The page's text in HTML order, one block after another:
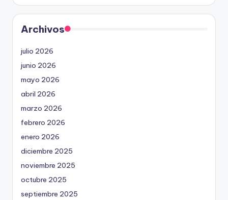
Archivos
julio 2026
junio 2026
mayo 2026
abril 2026
marzo 2026
febrero 2026
enero 2026
diciembre 2025
noviembre 2025
octubre 2025
septiembre 2025